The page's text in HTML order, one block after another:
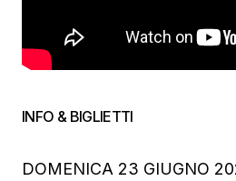
INFO & BIGLIETTI
DOMENICA 23 GIUGNO